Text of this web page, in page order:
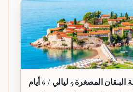
المصغرة 5 ليالي / 6 أيام